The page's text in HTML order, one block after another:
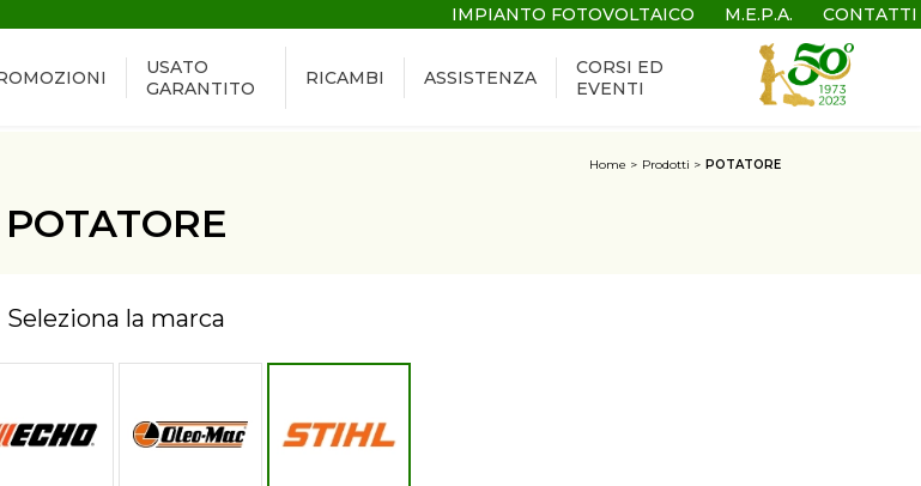
IMPIANTO FOTOVOLTAICO M.E.P.A. CONTATTI
USATO
GARANTITO
RICAMBI ASSISTENZA
CORSI ED
EVENTI
Home Prodotti POTATORE
POTATORE
Seleziona la marca